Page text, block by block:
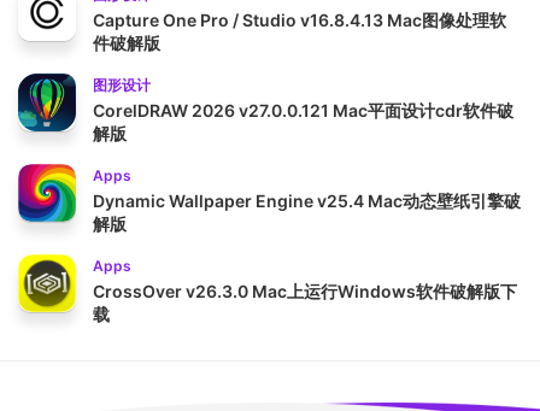
Capture One Pro / Studio v16.8.4.13 Mac图像处理软
件破解版
图形设计
CorelDRAW 2026 v27.0.0.121 Mac平面设计cdr软件破
解版
Apps
Dynamic Wallpaper Engine v25.4 Mac动态壁纸引擎破
解版
Apps
CrossOver v26.3.0 Mac上运行Windows软件破解版下
载